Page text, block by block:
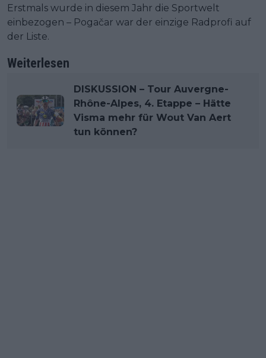
Erstmals wurde in diesem Jahr die Sportwelt
einbezogen – Pogačar war der einzige Radprofi auf
der Liste.
Weiterlesen
DISKUSSION – Tour Auvergne-
Rhône-Alpes, 4. Etappe – Hätte
Visma mehr für Wout Van Aert
tun können?